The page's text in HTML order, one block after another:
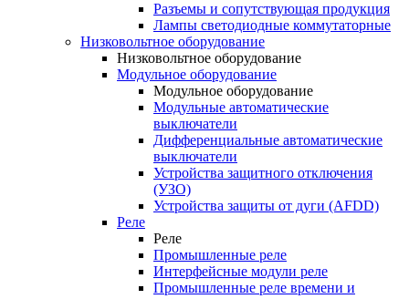
Разъемы и сопутствующая продукция
Лампы светодиодные коммутаторные
Низковольтное оборудование
Низковольтное оборудование
Модульное оборудование
Модульное оборудование
Модульные автоматические
выключатели
Дифференциальные автоматические
выключатели
Устройства защитного отключения
(УЗО)
Устройства защиты от дуги (AFDD)
Реле
Реле
Промышленные реле
Интерфейсные модули реле
Промышленные реле времени и